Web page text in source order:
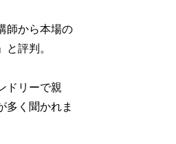
師から本場の
と評判。
ドリーで親
多く聞かれま